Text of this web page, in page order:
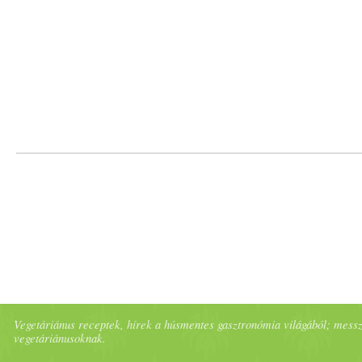
Vegetáriánus receptek, hírek a húsmentes gasztronómia világából;
vegetáriánusoknak.